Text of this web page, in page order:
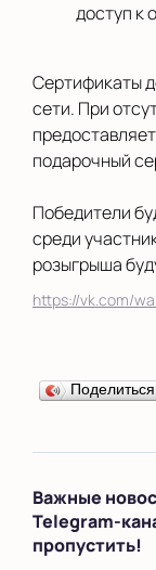
доступ к
Сертификаты
сети. При
подарочный
Победители
среди
розыгрыша
https://vk.com/
Важные
Telegram-
пропустить!